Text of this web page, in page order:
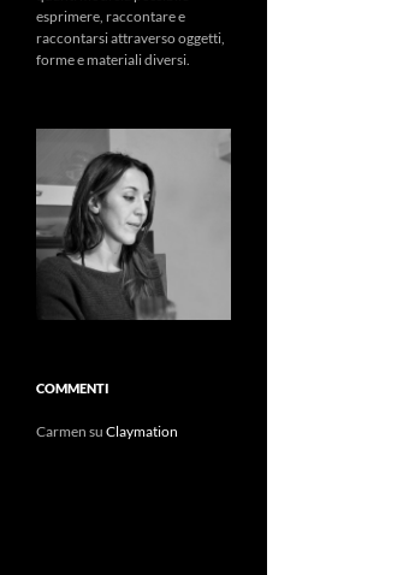
esprimere, raccontare e
raccontarsi attraverso oggetti,
forme e materiali diversi.
COMMENTI
Carmen su Claymation